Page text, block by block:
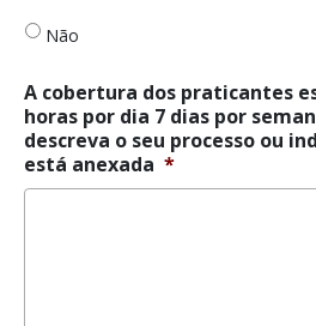
24
horas
dia
7
dias
por
semana *
Não
A cobertura dos praticantes
horas por dia 7 dias por
descreva o seu processo ou
está anexada *